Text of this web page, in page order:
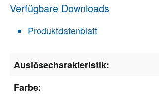
Verfügbare Downloads
Produktdatenblatt
Auslösecharakteristik:
Farbe: